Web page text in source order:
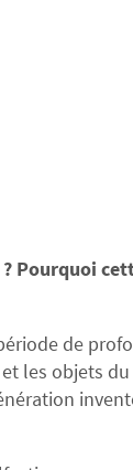
Pourquoi
de
les objets